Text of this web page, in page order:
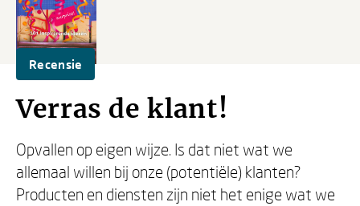
Recensie
Verras de klant!
Opvallen op eigen wijze. Is dat niet wat we
allemaal willen bij onze (potentiële) klanten?
Producten en diensten zijn niet het enige wat we